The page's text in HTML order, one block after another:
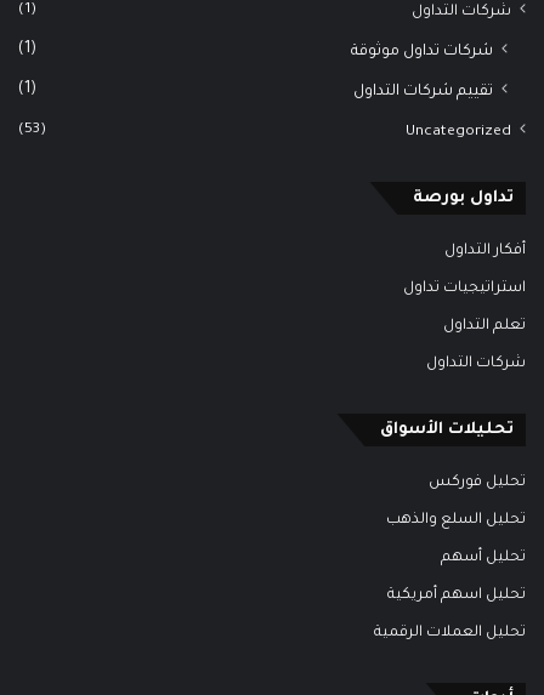
شركات التداول (1)
شركات تداول موثوقة (1)
تقييم شركات التداول (1)
Uncategorized
(53)
تداول بورصة
أفكار التداول
استراتيجيات تداول
تعلم التداول
شركات التداول
تحليلات الأسواق
تحليل فوركس
تحليل السلع والذهب
تحليل أسهم
تحليل اسهم أمريكية
تحليل العملات الرقمية